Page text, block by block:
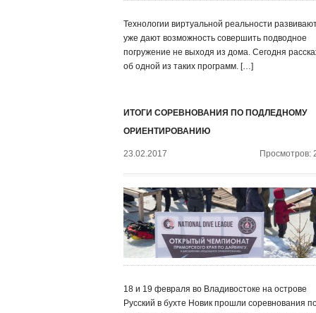
Технологии виртуальной реальности
уже дают возможность совершить подводное
погружение не выходя из дома. Сегодня
об одной из таких программ. […]
ИТОГИ СОРЕВНОВАНИЯ ПО ПОДЛЕДНОМУ
ОРИЕНТИРОВАНИЮ
23.02.2017 Просмотров:
18 и 19 февраля во Владивостоке на острове
Русский в бухте Новик прошли соревнования